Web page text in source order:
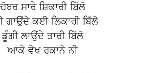
ਚੋਬਰ ਸਾਰੇ ਸ਼ਿਕਾਰੀ ਬਿੱਲੋ
ਕਈ ਲਿਕਾਰੀ ਬਿੱਲੋ
ਡੂੰਗੀ ਲਾਉਂਦੇ ਤਾਰੀ ਬਿੱਲੋ
ਆਕੇ ਵੇਖ ਰਕਾਨੇ ਨੀ